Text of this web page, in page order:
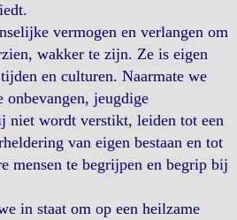
vermogen en verlangen om
wakker te zijn. Ze is eigen
en culturen. Naarmate we
onbevangen, jeugdige
niet wordt verstikt, leiden tot een
van eigen bestaan en tot
mensen te begrijpen en begrip bij
in staat om op een heilzame